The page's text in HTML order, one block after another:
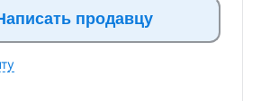
продавцу